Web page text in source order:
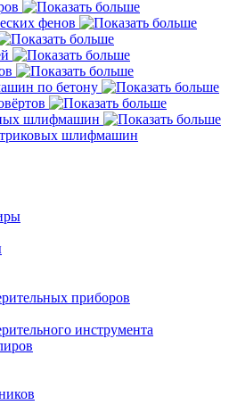
фенов
по бетону
шлифмашин
шлифмашин
приборов
инструмента